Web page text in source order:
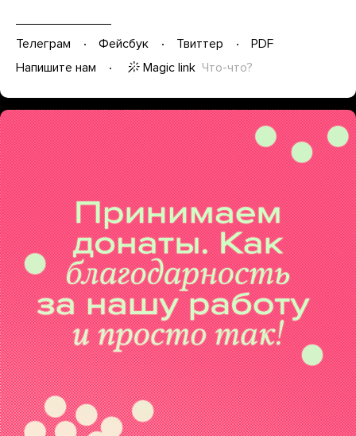
Телеграм Фейсбук Твиттер
PDF
Напишите нам
Magic link Что-что?